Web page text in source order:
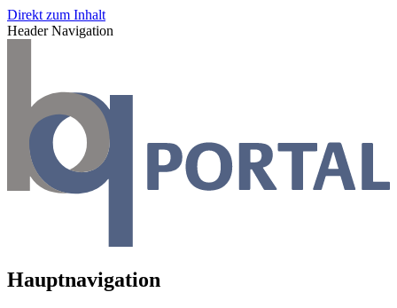
Direkt zum Inhalt
Header Navigation
Hauptnavigation